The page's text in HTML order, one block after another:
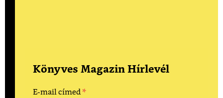
Könyves Magazin Hírlevél
E-mail címed *